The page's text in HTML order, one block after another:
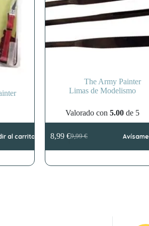
al carrito
The Army Painter
Limas de Modelismo
Valorado con5.00 de 5
9,99€
El
precio
era:
8,99€El
precio
es:
Avísame